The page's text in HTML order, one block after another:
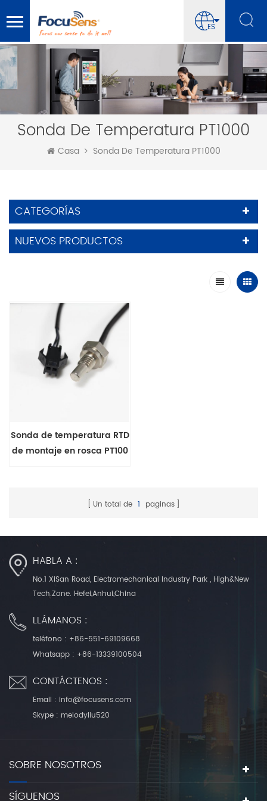
ES
Sonda De Temperatura PT1000
Casa Sonda De Temperatura PT1000
CATEGORÍAS
NUEVOS PRODUCTOS
Sonda de temperatura RTD
de montaje en rosca PT100
Un total de 1 paginas
HABLA A :
No.1 XiSan Road, Electromechanical Industry Park , High&New
Tech.Zone. Hefei,Anhui,China
LLÁMANOS :
teléfono : +86-551-69109668
Whatsapp : +86-13339100504
CONTÁCTENOS :
Email : info@focusens.com
Skype : melodyliu520
SOBRE NOSOTROS
SÍGUENOS